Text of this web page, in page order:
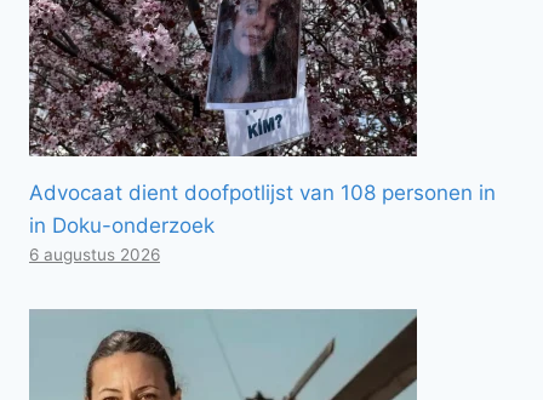
Advocaat dient doofpotlijst van 108 personen in
in Doku-onderzoek
6 augustus 2026